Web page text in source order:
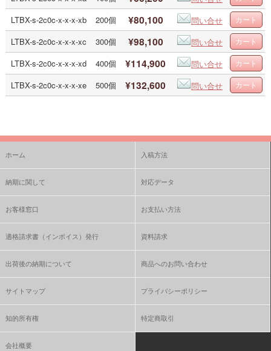
LTBX-s-2c0c-x-x-x-xb
200個 ¥80,100
問い合せ
LTBX-s-2c0c-x-x-x-xc
300個 ¥98,100
問い合せ
LTBX-s-2c0c-x-x-x-xd
400個 ¥114,900
問い合せ
LTBX-s-2c0c-x-x-x-xe
500個 ¥132,600 問い合せ
ホーム 入稿方法
納期に関して 対応データ
お客様窓口 お支払い方法
適格請求書（インボイス）発行 資料請求
出荷後の納期について 商品へのお問い合わせ
サイトマップ プライバシーポリシー
知的所有権 特定商取引
会社概要